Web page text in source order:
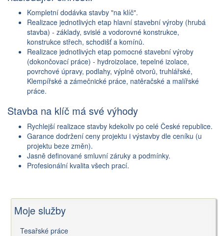
Kompletní dodávka stavby "na klíč".
Realizace jednotlivých etap hlavní stavební výroby (hrubá
stavba) - základy, svislé a vodorovné konstrukce,
konstrukce střech, schodišť a komínů.
Realizace jednotlivých etap pomocné stavební výroby
(dokončovací práce) - hydroizolace, tepelné izolace,
povrchové úpravy, podlahy, výplně otvorů, truhlářské,
Klempířské a zámečnické práce, natěračské a malířské
práce.
Stavba na klíč má své výhody
Rychlejší realizace stavby kdekoliv po celé České republice.
Garance dodržení ceny projektu i výstavby dle ceníku (u
projektu beze změn).
Jasně definované smluvní záruky a podmínky.
Profesionální kvalita všech prací.
Moje služby
Tesařské práce